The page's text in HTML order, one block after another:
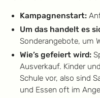
Kampagnenstart:
Um das handelt es
Sonderangebote, um
Wie’s gefeiert wird:
Ausverkauf. Kinder
Schule vor, also sind
und Essen oft im